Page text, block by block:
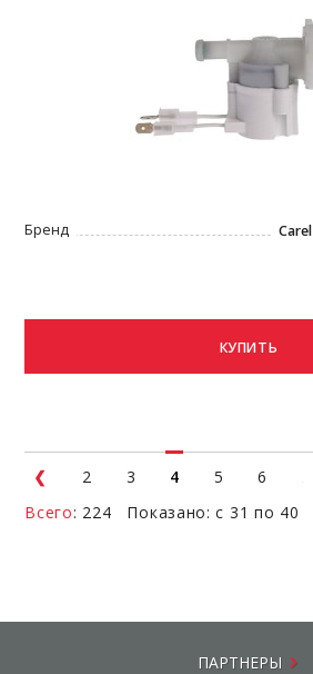
Бренд Carel
КУПИТЬ
2 3 4 5
6
Всего: 224 Показано: с 31 по 40
ПАРТНЕРЫ